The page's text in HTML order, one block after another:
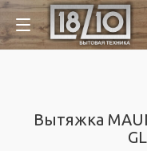
Вытяжка